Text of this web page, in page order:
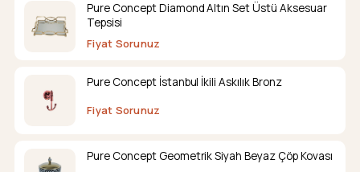
Pure Concept Diamond Altın Set Üstü Aksesuar
Tepsisi
Fiyat Sorunuz
Pure Concept İstanbul İkili Askılık Bronz
Fiyat Sorunuz
Pure Concept Geometrik Siyah Beyaz Çöp Kovası